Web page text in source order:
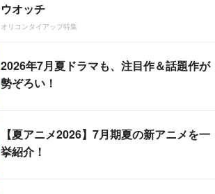
ウオッチ
オリコンタイアップ特集
2026年7月夏ドラマも、注目作＆話題作が
勢ぞろい！
【夏アニメ2026】7月期夏の新アニメを一
挙紹介！